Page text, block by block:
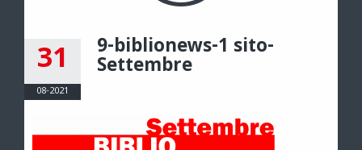
31
08-2021
9-biblionews-1 sito-
Settembre